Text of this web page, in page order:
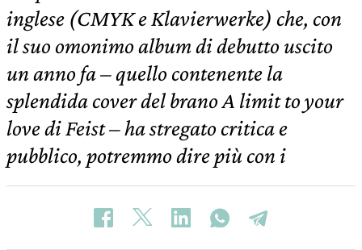
inglese (CMYK e Klavierwerke) che, con
il suo omonimo album di debutto uscito
un anno fa – quello contenente la
splendida cover del brano A limit to your
love di Feist – ha stregato critica e
pubblico, potremmo dire più con i